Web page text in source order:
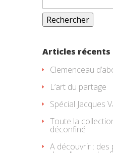
Articles récents
Clemenceau
L’art du partage
Spécial Jacques
Toute la
déconfiné
A découvrir : des